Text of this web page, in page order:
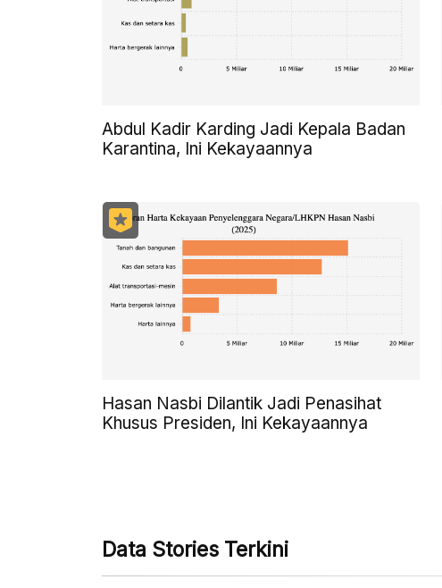
Abdul Kadir Karding Jadi Kepala Badan
Karantina, Ini Kekayaannya
Hasan Nasbi Dilantik Jadi Penasihat
Khusus Presiden, Ini Kekayaannya
Data Stories Terkini